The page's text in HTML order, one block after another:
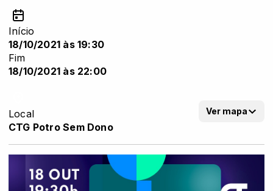
Início
18/10/2021 às 19:30
Fim
18/10/2021 às 22:00
Local
CTG Potro Sem Dono
Ver mapa